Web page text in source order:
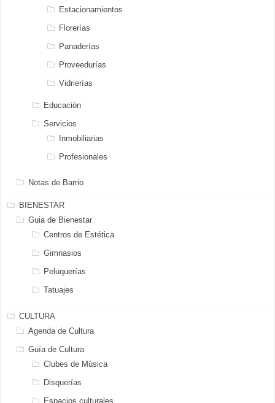
Estacionamientos
Florerías
Panaderías
Proveedurías
Vidrierías
Educación
Servicios
Inmobiliarias
Profesionales
Notas de Barrio
BIENESTAR
Guia de Bienestar
Centros de Estética
Gimnasios
Peluquerías
Tatuajes
CULTURA
Agenda de Cultura
Guía de Cultura
Clubes de Música
Disquerías
Espacios culturales